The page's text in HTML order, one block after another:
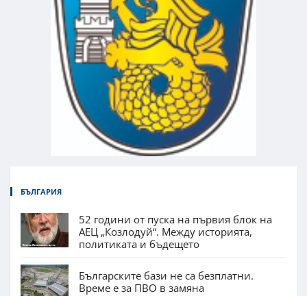
БЪЛГАРИЯ
52 години от пуска на първия блок на
АЕЦ „Козлодуй“. Между историята,
политиката и бъдещето
Българските бази не са безплатни.
Време е за ПВО в замяна